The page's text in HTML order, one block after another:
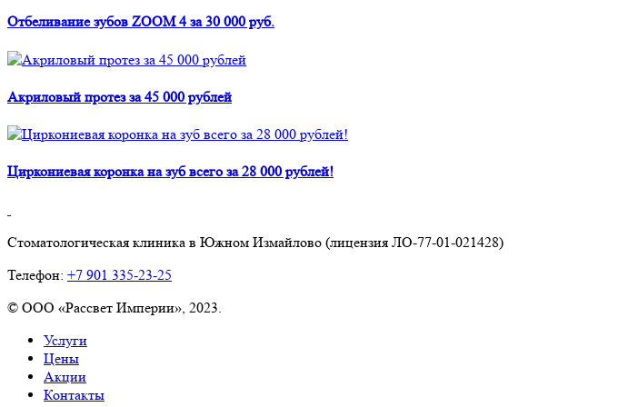
Отбеливание зубов ZOOM 4 за 30 000 руб.
Акриловый протез за 45 000 рублей
Циркониевая коронка на зуб всего за 28 000 рублей!
Стоматологическая клиника в Южном Измайлово (лицензия ЛО-77-01-021428)
Телефон: +7 901 335-23-25
© ООО «Рассвет Империи», 2023.
Услуги
Цены
Акции
Контакты